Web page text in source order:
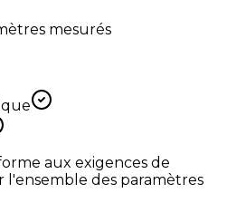
mesurés
aux exigences de
des paramètres